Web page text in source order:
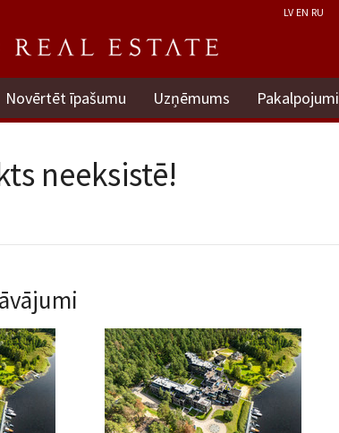
LV EN RU
Novērtēt īpašumu Uzņēmums Pakalpojumi
neeksistē!